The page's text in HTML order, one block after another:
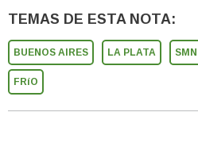
TEMAS DE ESTA NOTA:
BUENOS AIRES LA PLATA SMN
FRíO